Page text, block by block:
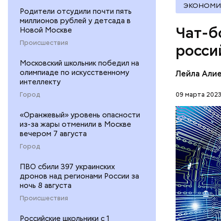
Родители отсудили почти пять
миллионов рублей у детсада в
Новой Москве
Происшествия
Московский школьник победил на
олимпиаде по искусственному
интеллекту
Город
«Оранжевый» уровень опасности
из-за жары отменили в Москве
вечером 7 августа
Город
ПВО сбили 397 украинских
дронов над регионами России за
ночь 8 августа
Происшествия
Российские школьники с 1
Чат-
Лейла
09 марта
При этом
снижение
Ingenico
как